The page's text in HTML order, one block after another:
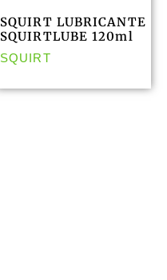
SQUIRT LUBRICANTE
SQUIRTLUBE 120ml
SQUIRT